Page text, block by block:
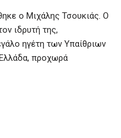
ο Μιχάλης Τσουκιάς. Ο
ιδρυτή της,
ηγέτη των Υπαίθριων
προχωρά